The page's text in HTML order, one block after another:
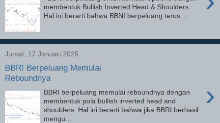
membentuk Bullish Inverted Head & Shoulders.
Hal ini berarti bahwa BBNI berpeluang terus ...
Jumat, 17 Januari 2025
BBRI Berpeluang Memulai
Reboundnya
›
BBRI berpeluang memulai reboundnya dengan
membentuk pola bullish inverted head and
shoulders. Hal ini berarti bahwa jika BBRI berhasil
mengu...